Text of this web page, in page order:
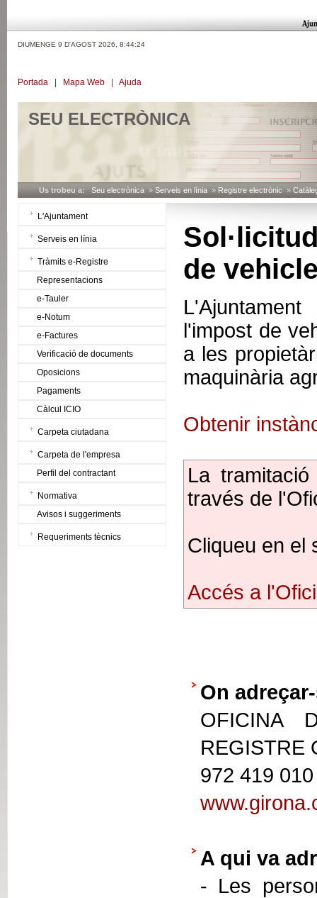
DIUMENGE 9 D'AGOST 2026, 8:44:25
Portada Mapa Web Ajuda
SEU ELECTRÒNICA
Us trobeu a: Seu electrònica » Serveis en línia » Registre electrònic »
L'Ajuntament
Serveis en línia
Tràmits e-Registre
Representacions
e-Tauler
e-Notum
e-Factures
Verificació de documents
Oposicions
Pagaments
Càlcul ICIO
Carpeta ciutadana
Carpeta de l'empresa
Perfil del contractant
Normativa
Avisos i suggeriments
Requeriments tècnics
de
l'impost de
a les
maquinària
Obtenir
La
través de
Cliqueu en el
Accés a
On
OFICINA
REGISTRE
972 419 010
A qui va
- Les